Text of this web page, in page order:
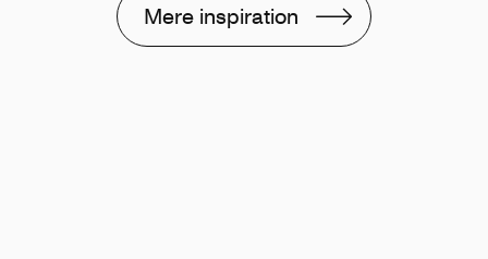
Mere inspiration